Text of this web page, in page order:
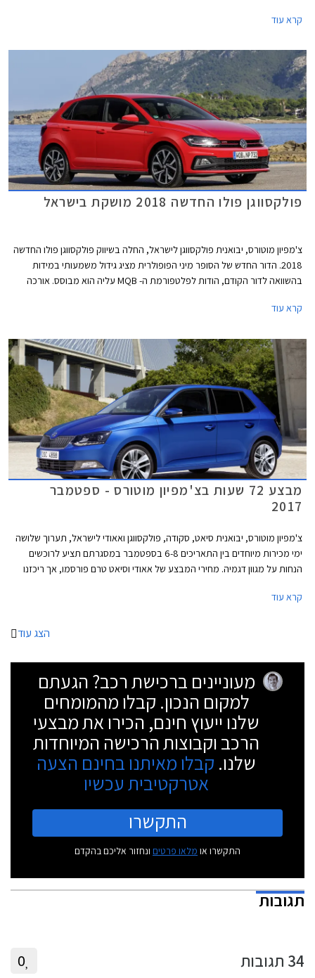
האחרונות עברה הקטגוריה מהפכה של ממש. המידות שתפחו, הביאו עימן שיפור
מרחב ונפח הטענה כשל משפחתית מהעשור הקודם. גם מערכות הבטיחות
ואבזור נוחות שהיו עד לא מזמן נחלתם הבלעדית של מכוניות יקרות יותר, זלגו
אל רכבי הסופר מיני, ובחלקן אף לגרסאות הביניים. לאור הביקוש והעניין הער,
₪.
קרא עוד
פולקסווגן פולו החדשה 2018 מושקת בישראל
צ'מפיון מוטורס, יבואנית פולקסווגן לישראל, החלה בשיווק פולקסווגן פולו החדשה
2018. הדור החדש של הסופר מיני הפופולרית מציג גידול משמעותי במידות
בהשוואה לדור הקודם, הודות לפלטפורמת ה- MQB עליה הוא מבוסס. אורכה
ובסיס הגלגלים התארך בלא פחות מ- 95 מ"מ לכדי 2,551 מ"מ.
קרא עוד
מבצע 72 שעות בצ'מפיון מוטורס - ספטמבר
2017
צ'מפיון מוטורס, יבואנית סיאט, סקודה, פולקסווגן ואאודי לישראל, תערוך שלושה
ימי מכירות מיוחדים בין התאריכים 6-8 בספטמבר במסגרתם תציע לרוכשים
הנחות על מגוון דגמיה. מחירי המבצע של אאודי וסיאט טרם פורסמו, אך ריכזנו
ופולקסווגן.
קרא עוד
הצג עוד
מעוניינים ברכישת רכב? הגעתם
למקום הנכון. קבלו מהמומחים
שלנו ייעוץ חינם, הכירו את מבצעי
הרכב וקבוצות הרכישה המיוחדות
שלנו. קבלו מאיתנו בחינם הצעה
אטרקטיבית עכשיו
התקשרו
התקשרו או מלאו פרטים ונחזור אליכם בהקדם
תגובות
34 תגובות 0